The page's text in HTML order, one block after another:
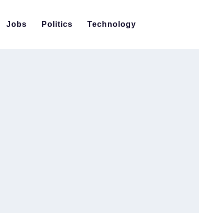
Jobs Politics Technology